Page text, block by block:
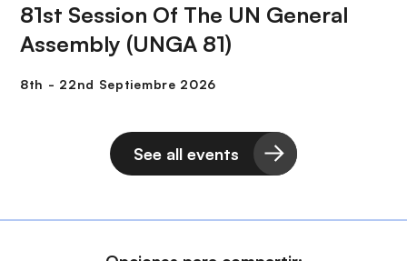
81st Session Of The UN General
Assembly (UNGA 81)
See all events